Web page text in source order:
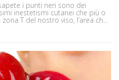
i punti neri sono dei
inestetismi cutanei che più o
T del nostro viso, l’area che
e alterazioni del pH della pelle,
e non si usano prodotti